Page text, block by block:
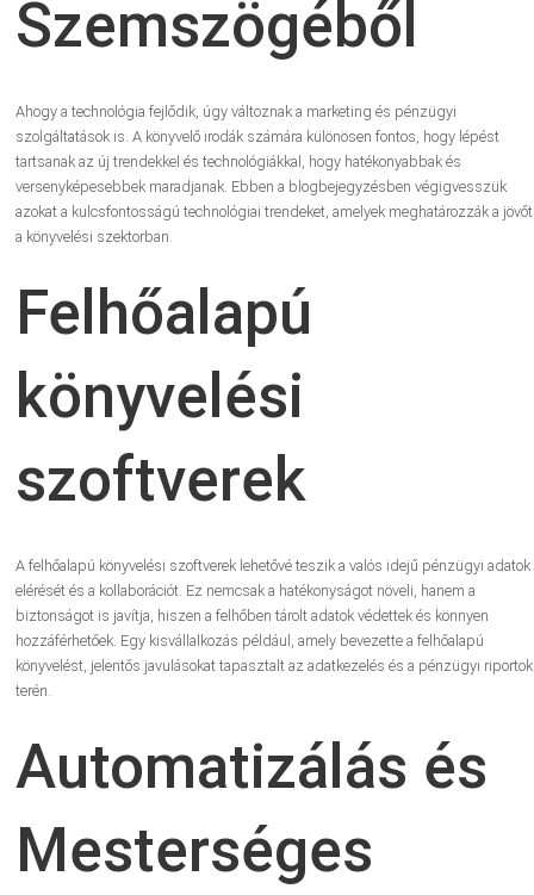
Szemszögéből
Ahogy a technológia fejlődik, úgy változnak a marketing és pénzügyi
szolgáltatások is. A könyvelő irodák számára különösen fontos, hogy lépést
tartsanak az új trendekkel és technológiákkal, hogy hatékonyabbak és
versenyképesebbek maradjanak. Ebben a blogbejegyzésben végigvesszük
azokat a kulcsfontosságú technológiai trendeket, amelyek meghatározzák a jövőt
a könyvelési szektorban.
Felhőalapú
könyvelési
szoftverek
A felhőalapú könyvelési szoftverek lehetővé teszik a valós idejű pénzügyi adatok
elérését és a kollaborációt. Ez nemcsak a hatékonyságot növeli, hanem a
biztonságot is javítja, hiszen a felhőben tárolt adatok védettek és könnyen
hozzáférhetőek. Egy kisvállalkozás például, amely bevezette a felhőalapú
könyvelést, jelentős javulásokat tapasztalt az adatkezelés és a pénzügyi riportok
terén.
Automatizálás és
Mesterséges